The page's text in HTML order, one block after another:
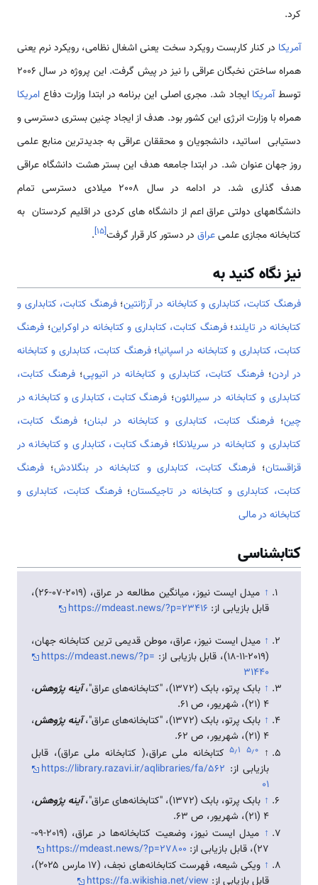
کرد.
آمریکا در کنار کاربست رویکرد سخت یعنی اشغال نظامی، رویکرد نرم یعنی
همراه ساختن نخبگان عراقی را نیز در پیش گرفت. این پروژه در سال 2006
توسطآمریکا ایجاد شد. مجری اصلی این برنامه در ابتدا وزارت دفاع امریکا
همراه با وزارت انرژی این کشور بود. هدف از ایجاد چنین بستری دسترسی و
دستیابی اساتید، دانشجویان و محققان عراقی به جدیدترین منابع علمی
روز جهان عنوان شد. در ابتدا جامعه هدف این بستر هشت دانشگاه عراقی
هدف گذاری شد. در ادامه در سال 2008 میلادی دسترسی تمام
دانشگاههای دولتی عراق اعم از دانشگاه های کردی در اقلیم کردستان به
کتابخانه مجازی علمیعراق در دستور کار قرار گرفت[۱۵]
.
نیز نگاه کنید به
فرهنگ كتابت، كتابداری و كتابخانه در آرژانتین؛فرهنگ كتابت، كتابداری و
كتابخانه در تایلند؛فرهنگ كتابت، كتابداری و كتابخانه در اوکراین؛ فرهنگ
كتابت، كتابداری و كتابخانه در اسپانیا؛فرهنگ كتابت، كتابداری و كتابخانه
در اردن؛فرهنگ كتابت، كتابداری و كتابخانه در اتیوپی؛ فرهنگ كتابت،
كتابداری و كتابخانه در سیرالئون؛ فرهنگ كتابت، كتابداری و كتابخانه در
چین؛ فرهنگ كتابت، كتابداری و كتابخانه در لبنان؛فرهنگ كتابت،
كتابداری و كتابخانه در سریلانکا؛ فرهنگ كتابت، كتابداری و كتابخانه در
قزاقستان؛ فرهنگ كتابت، كتابداری و كتابخانه در بنگلادش؛ فرهنگ
كتابت، كتابداری و كتابخانه در تاجیکستان؛ فرهنگ كتابت، كتابداری و
كتابخانه در مالی
کتابشناسی
↑
میدل ایست نیوز، میانگین مطالعه در عراق، (2019-07-26)،
قابل بازیابی از: https://mdeast.news/?p=23416
↑ میدل ایست نیوز، عراق، موطن قدیمی ترین کتابخانه جهان،
(2019-11-18)، قابل بازیابی از:
https://mdeast.news/?p=
31440
↑ بابک پرتو، بابک (1372)، "کتابخانه‌های عراق"، آینه پژوهش،
4 (21)، شهریور، ص 61.
↑ بابک پرتو، بابک (1372)، "کتابخانه‌های عراق"، آینه پژوهش،
4 (21)، شهریور، ص 62.
↑ ۵٫۰ ۵٫۱
کتابخانه ملی عراق،( کتابخانه ملی عراق)، قابل
بازیابی از: https://library.razavi.ir/aqlibraries/fa/562
01
↑ بابک پرتو، بابک (1372)، "کتابخانه‌های عراق"، آینه پژوهش،
4 (21)، شهریور، ص 63.
↑
میدل ایست نیوز، وضعیت کتابخانه‌ها در عراق، (2019-09-
27)، قابل بازیابی از:
https://mdeast.news/?p=27800
↑
ویکی شیعه، فهرست کتابخانه‌های نجف، (‏۱۷ مارس ۲۰۲۵)،
قابل بازیابی از: https://fa.wikishia.net/view